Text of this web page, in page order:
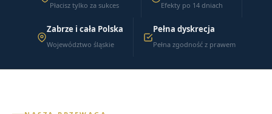
Płacisz tylko za sukces Efekty po 14 dniach
Zabrze i cała Polska
Województwo śląskie
Pełna dyskrecja
Pełna zgodność z prawem